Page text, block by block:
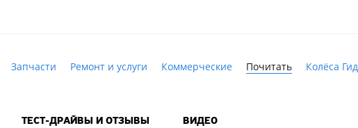
Запчасти Ремонт и услуги Коммерческие Почитать Колёса Гид
ТЕСТ-ДРАЙВЫ И ОТЗЫВЫ ВИДЕО